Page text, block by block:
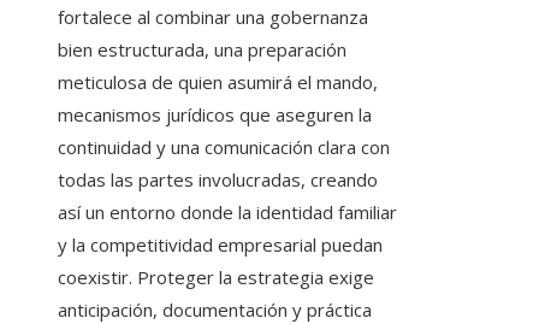
fortalece al combinar una gobernanza
bien estructurada, una preparación
meticulosa de quien asumirá el mando,
mecanismos jurídicos que aseguren la
continuidad y una comunicación clara con
todas las partes involucradas, creando
así un entorno donde la identidad familiar
y la competitividad empresarial puedan
coexistir. Proteger la estrategia exige
anticipación, documentación y práctica